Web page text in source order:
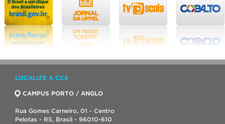
LOCALIZE A CCS
CAMPUS PORTO / ANGLO
Rua Gomes Carneiro, 01 - Centro
Pelotas - RS, Brasil - 96010-610